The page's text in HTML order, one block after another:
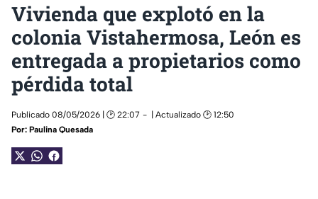
Vivienda que explotó en la
colonia Vistahermosa, León es
entregada a propietarios como
pérdida total
Publicado 08/05/2026 | 🕑 22:07
| Actualizado 🕑 12:50
Por: Paulina Quesada